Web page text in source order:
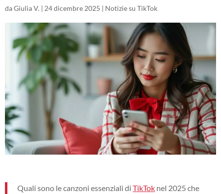
daGiulia V. | 24 dicembre 2025 | Notizie su TikTok
Quali sono le canzoni essenziali di TikTok nel 2025 che